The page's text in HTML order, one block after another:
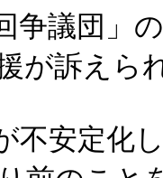
争議団」
が訴えら
不安定化